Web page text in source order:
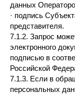
данных
· подпись
представителя.
7.1.2. Запрос
электронного
подписью в
Российской
7.1.3. Если в
персональных